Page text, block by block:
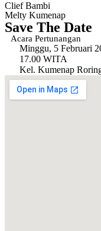
Clief Bambi
Melty Kumenap
Save The Date
Acara Pertunangan
Minggu, 5 Februari
17.00 WITA
Kel. Kumenap